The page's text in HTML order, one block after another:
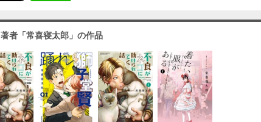
必要ポイント：690
（４）
著者「常喜寝太郎」の作品